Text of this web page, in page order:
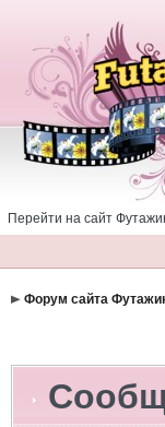
Перейти на сайт
Форум сайта